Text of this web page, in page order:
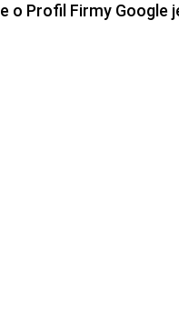
o Profil Firmy Google